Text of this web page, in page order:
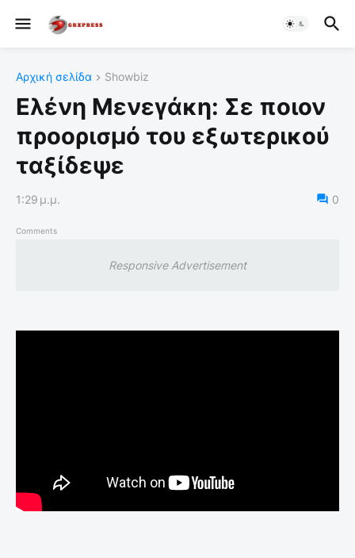
Αρχική σελίδα Showbiz
Ελένη Μενεγάκη: Σε ποιον
προορισμό του εξωτερικού
ταξίδεψε
1:29 μ.μ. 0
Comments
Responsive Advertisement